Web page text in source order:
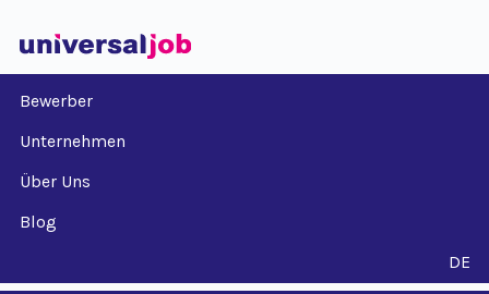
Bewerber
Unternehmen
Über Uns
Blog
DE